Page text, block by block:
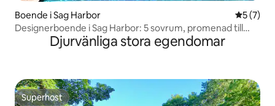
Boende i Sag Harbor 5 av 5 i
5 (7)
Designerboende i Sag Harbor: 5 sovrum, promenad till
strandenDjurvänliga stora egendomar
Superhost
Superhost